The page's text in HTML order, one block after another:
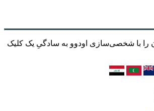
را با شخصی‌سازی اودوو به سادگیِ یک کلیک